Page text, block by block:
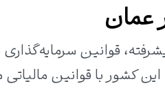
عمان
قوانین